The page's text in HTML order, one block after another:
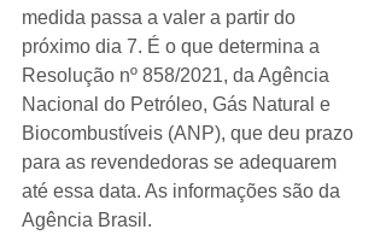
medida passa a valer a partir do
próximo dia 7. É o que determina a
Resolução nº 858/2021, da Agência
Nacional do Petróleo, Gás Natural e
Biocombustíveis (ANP), que deu prazo
para as revendedoras se adequarem
até essa data. As informações são da
Agência Brasil.